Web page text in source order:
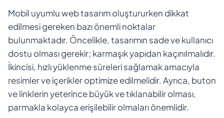
Mobil uyumlu web tasarım oluştururken dikkat
edilmesi gereken bazı önemli noktalar
bulunmaktadır. Öncelikle, tasarımın sade ve kullanıcı
dostu olması gerekir; karmaşık yapıdan kaçınılmalıdır.
İkincisi, hızlı yüklenme süreleri sağlamak amacıyla
resimler ve içerikler optimize edilmelidir. Ayrıca, buton
ve linklerin yeterince büyük ve tıklanabilir olması,
parmakla kolayca erişilebilir olmaları önemlidir.